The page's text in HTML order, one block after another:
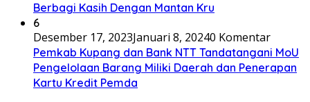
Berbagi Kasih Dengan Mantan Kru
6
Desember 17, 2023Januari 8, 20240 Komentar
Pemkab Kupang dan Bank NTT Tandatangani MoU
Pengelolaan Barang Miliki Daerah dan Penerapan
Kartu Kredit Pemda